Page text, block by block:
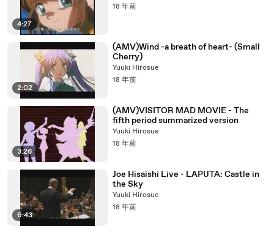
4:27
18 年前
2:02
(AMV)Wind -a breath of heart- (Small
Cherry)
Yuuki Hirosue
18 年前
3:26
(AMV)VISITOR MAD MOVIE - The
fifth period summarized version
Yuuki Hirosue
18 年前
6:43
Joe Hisaishi Live - LAPUTA: Castle in
the Sky
Yuuki Hirosue
18 年前